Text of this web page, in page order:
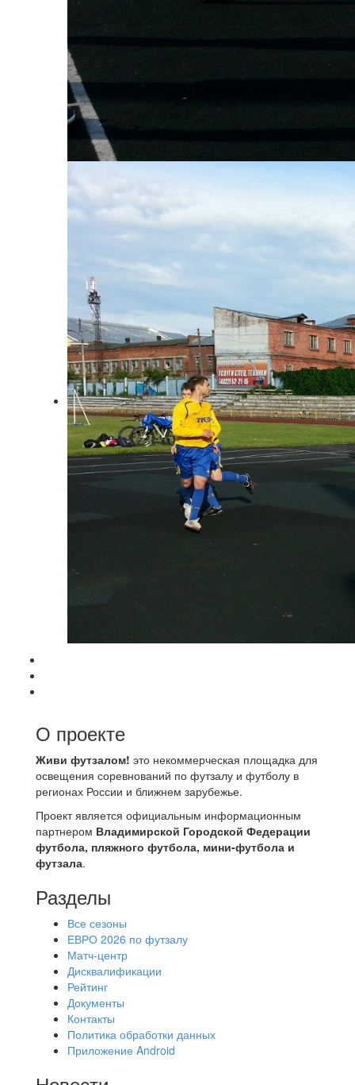
О проекте
Живи футзалом! это некоммерческая площадка для
освещения соревнований по футзалу и футболу в
регионах России и ближнем зарубежье.
Проект является официальным информационным
партнером Владимирской Городской Федерации
футбола, пляжного футбола, мини-футбола и
футзала.
Разделы
Все сезоны
ЕВРО 2026 по футзалу
Матч-центр
Дисквалификации
Рейтинг
Документы
Контакты
Политика обработки данных
Приложение Android